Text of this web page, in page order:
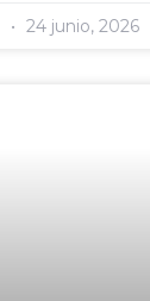
24 junio, 2026